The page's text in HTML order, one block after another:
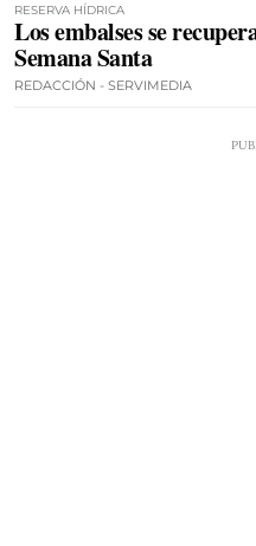
RESERVA HÍDRICA
Los embalses se
Semana Santa
REDACCIÓN - SERVIMEDIA